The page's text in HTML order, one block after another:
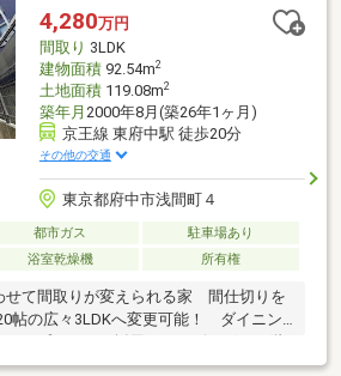
2×4工法！ 夏は涼しく、冬は暖かい環
ラス採用♪ オール電化住宅の為、住宅
クを抑えられます♪
4,280万円
間取り 3LDK
建物面積92.54m2
土地面積119.08m2
築年月 2000年8月(築26年1ヶ月)
京王線 東府中駅 徒歩20分
その他の交通
東京都府中市浅間町４
都市ガス
駐車場あり
浴室乾燥機 所有権
て間取りが変えられる家 間仕切りを
帖の広々3LDKへ変更可能！ ダイニン
トップライトを採用し、リビングイン階
ーションを育みます。 全居室収納に加